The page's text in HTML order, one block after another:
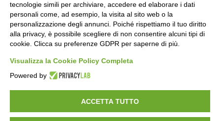
Sabato
08:00 – 12:10
Domenica e festivi
CHIUSO
tecnologie simili per archiviare, accedere ed elaborare i dati
personali come, ad esempio, la visita al sito web o la
personalizzazione degli annunci. Poiché rispettiamo il tuo diritto
alla privacy, è possibile scegliere di non consentire alcuni tipi di
cookie. Clicca su preferenze GDPR per saperne di più.
Visualizza la Cookie Policy Completa
Powered by
ACCETTA TUTTO